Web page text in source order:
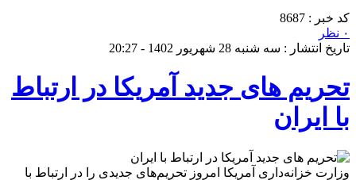
کد خبر : 8687
۰ نظر
تاریخ انتشار : سه شنبه 28 شهریور 1402 - 20:27
تحریم های جدید آمریکا در ارتباط
با ایران
وزارت خزانه‌داری آمریکا امروز تحریم‌های جدیدی را در ارتباط با